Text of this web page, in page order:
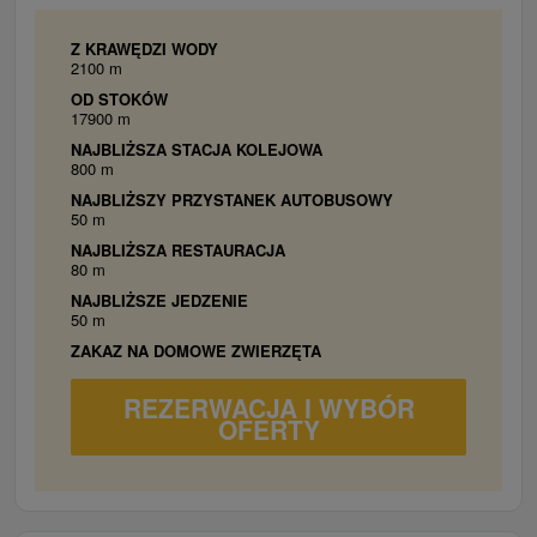
Hriankovač, Práčka
Vybavenie: Uteráky, Umývadlo, WC, Vaňa,
Stojan na sušenie prádla
Z KRAWĘDZI WODY
2100 m
OD STOKÓW
17900 m
NAJBLIŻSZA STACJA KOLEJOWA
800 m
NAJBLIŻSZY PRZYSTANEK AUTOBUSOWY
50 m
NAJBLIŻSZA RESTAURACJA
80 m
NAJBLIŻSZE JEDZENIE
50 m
ZAKAZ NA DOMOWE ZWIERZĘTA
REZERWACJA I WYBÓR
OFERTY